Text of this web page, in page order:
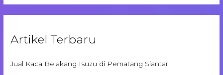
Artikel Terbaru
Jual Kaca Belakang Isuzu di Pematang Siantar